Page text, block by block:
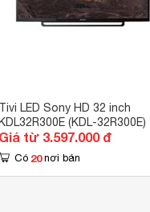
Tivi LED Sony HD 32 inch
KDL32R300E (KDL-32R300E)
Giá từ 3.597.000 đ
Có 20 nơi bán